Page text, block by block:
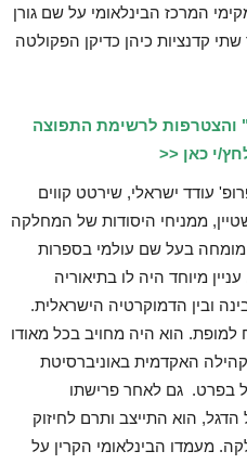
המרכז הבינלאומי על שם גורן
קדנציות כיהן כדיקן הפקולטה
והצטרפות לרשימת התפוצה
י כאן <<
עודד ישראלי, שירטט קווים
ממניחי היסודות של המחלקה
מומחה בעל שם עולמי בספרות
מיוחד היה לו בתיאוריה
ובין הדמוקרטיה הישראלית.
הוא היה מחויב בכל מאודו
האקדמית באוניברסיטת
בפרט. גם לאחר פרישתו
הוא התייצב ותרם לחיזוק
מעמדו הבינלאומי הקרין על